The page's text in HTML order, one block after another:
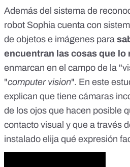
Además del sistema de
robot Sophia cuenta con
de objetos e imágenes para
encuentran las cosas que lo
enmarcan en el campo de la
"computer vision". En este
explican que tiene cámaras
de los ojos que hacen posible
contacto visual y que a través
instalado elija qué expresión